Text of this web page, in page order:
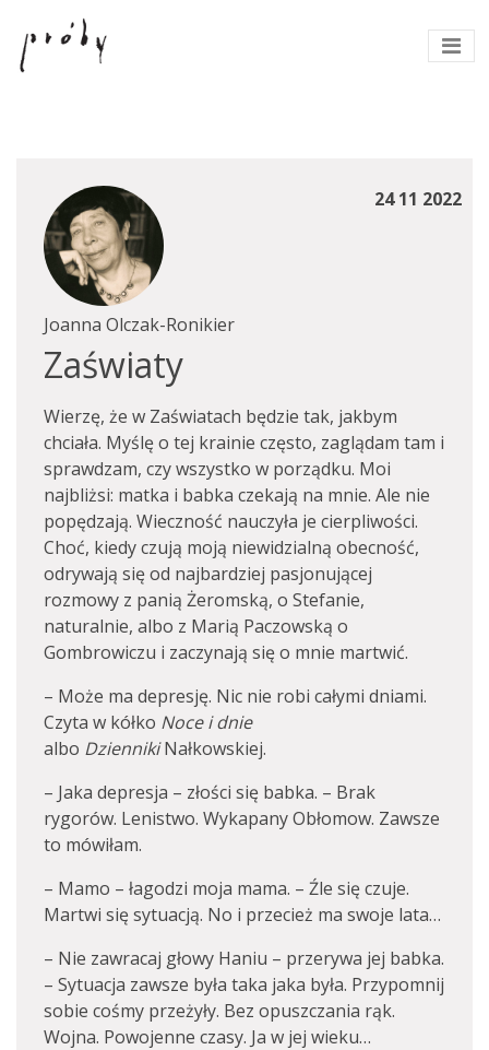
24 11 2022
Joanna Olczak-Ronikier
Zaświaty
Wierzę, że w Zaświatach będzie tak, jakbym
chciała. Myślę o tej krainie często, zaglądam tam i
sprawdzam, czy wszystko w porządku. Moi
najbliżsi: matka i babka czekają na mnie. Ale nie
popędzają. Wieczność nauczyła je cierpliwości.
Choć, kiedy czują moją niewidzialną obecność,
odrywają się od najbardziej pasjonującej
rozmowy z panią Żeromską, o Stefanie,
naturalnie, albo z Marią Paczowską o
Gombrowiczu i zaczynają się o mnie martwić.
– Może ma depresję. Nic nie robi całymi dniami.
Czyta w kółko Noce i dnie
albo DziennikiNałkowskiej.
– Jaka depresja – złości się babka. – Brak
rygorów. Lenistwo. Wykapany Obłomow. Zawsze
to mówiłam.
– Mamo – łagodzi moja mama. – Źle się czuje.
Martwi się sytuacją. No i przecież ma swoje lata…
– Nie zawracaj głowy Haniu – przerywa jej babka.
– Sytuacja zawsze była taka jaka była. Przypomnij
sobie cośmy przeżyły. Bez opuszczania rąk.
Wojna. Powojenne czasy. Ja w jej wieku…